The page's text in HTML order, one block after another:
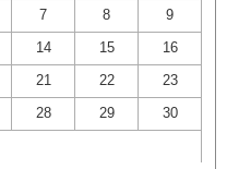
7 8 9
14 15 16
21 22 23
28 29 30